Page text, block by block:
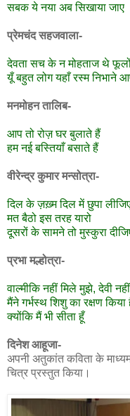
सबक ये नया अब सिखाया जाए
प्रेमचंद सहजवाला-
देवता सच के न मोहताज थे
यूँ बहुत लोग यहाँ रस्म निभाने
मनमोहन तालिब-
आप तो रोज़ घर बुलाते हैं
हम नई बस्तियाँ बसाते हैं
वीरेन्द्र कुमार मन्सोत्रा-
दिल के ज़ख़्म दिल में छुपा
मत बैठो इस तरह यारो
दूसरों के सामने तो मुस्कुरा
प्रभा मल्होत्रा-
वाल्मीकि नहीं मिले मुझे, देवी
मैंने गर्भस्थ शिशु का रक्षण किया
क्योंकि मैं भी सीता हूँ
दिनेश आहूजा-
अपनी अतुकांत कविता के
चित्र प्रस्तुत किया।